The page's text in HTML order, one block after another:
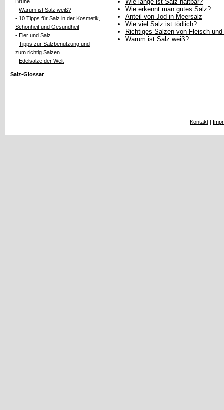
- Warum ist Salz weiß?
- 10 Tipps für Salz in der Kosmetik,
Schönheit und Gesundheit
- Eier und Salz
- Tipps zur Salzbenutzung und
zum richtig Salzen
- Edelsalze der Welt
Salz-Glossar
Wie erkennt man gutes Salz?
Anteil von Jod in Meersalz
Wie viel Salz ist tödlich?
Richtiges Salzen von Fleisch und
Warum ist Salz weiß?
Kontakt |